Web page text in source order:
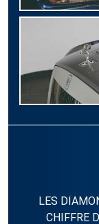
LES
CHIFFRE